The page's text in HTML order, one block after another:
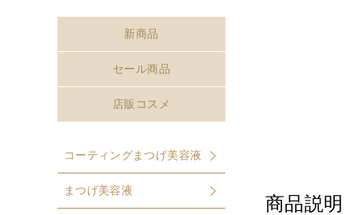
商品説明
新商品
セール商品
店販コスメ
コーティングまつげ美容液
まつげ美容液